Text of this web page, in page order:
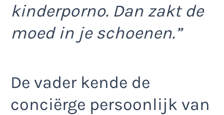
kinderporno. Dan zakt de
moed in je schoenen.”
De vader kende de
conciërge persoonlijk van